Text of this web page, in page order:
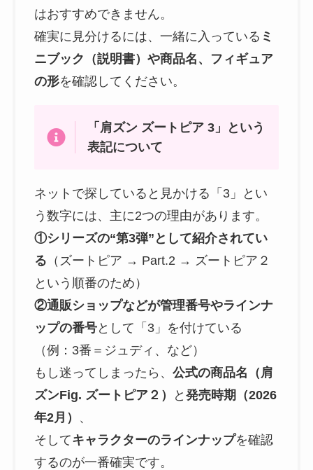
はおすすめできません。
確実に見分けるには、一緒に入っている ミ
ニブック（説明書）や商品名、フィギュア
の形を確認してください。
「肩ズン ズートピア 3」という
表記について
ネットで探していると見かける「3」とい
う数字には、主に2つの理由があります。
①シリーズの“第3弾”として紹介されてい
る （ズートピア → Part.2 → ズートピア２
という順番のため）
②通販ショップなどが管理番号やラインナ
ップの番号として「3」を付けている
（例：3番＝ジュディ、など）
もし迷ってしまったら、 公式の商品名（肩
ズンFig. ズートピア２）
と 発売時期（2026
年2月）
、
そしてキャラクターのラインナップを確認
するのが一番確実です。